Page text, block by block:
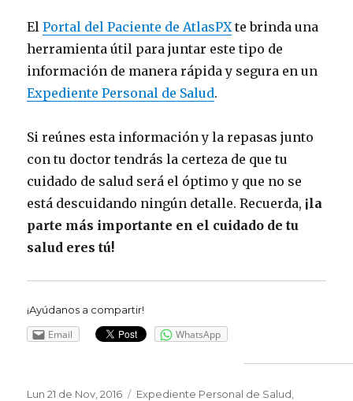
ElPortal del Paciente de AtlasPX te brinda una
herramienta útil para juntar este tipo de
información de manera rápida y segura en un
Expediente Personal de Salud.
Si reúnes esta información y la repasas junto
con tu doctor tendrás la certeza de que tu
cuidado de salud será el óptimo y que no se
está descuidando ningún detalle. Recuerda, ¡la
parte más importante en el cuidado de tu
salud eres tú!
¡Ayúdanos a compartir!
Email WhatsApp
Publicado
Lun 21 de Nov, 2016 Categorías
Expediente Personal de Salud